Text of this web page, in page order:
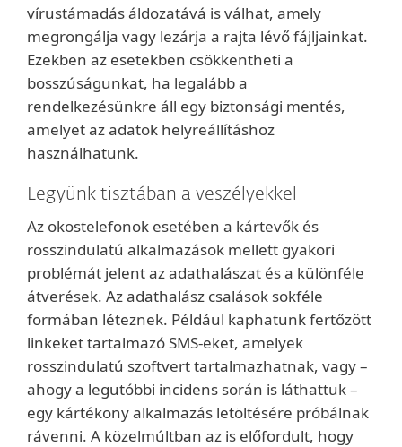
vírustámadás áldozatává is válhat, amely
megrongálja vagy lezárja a rajta lévő fájljainkat.
Ezekben az esetekben csökkentheti a
bosszúságunkat, ha legalább a
rendelkezésünkre áll egy biztonsági mentés,
amelyet az adatok helyreállításhoz
használhatunk.
Legyünk tisztában a veszélyekkel
Az okostelefonok esetében a kártevők és
rosszindulatú alkalmazások mellett gyakori
problémát jelent az adathalászat és a különféle
átverések. Az adathalász csalások sokféle
formában léteznek. Például kaphatunk fertőzött
linkeket tartalmazó SMS-eket, amelyek
rosszindulatú szoftvert tartalmazhatnak, vagy –
ahogy a legutóbbi incidens során is láthattuk –
egy kártékony alkalmazás letöltésére próbálnak
rávenni. A közelmúltban az is előfordult, hogy